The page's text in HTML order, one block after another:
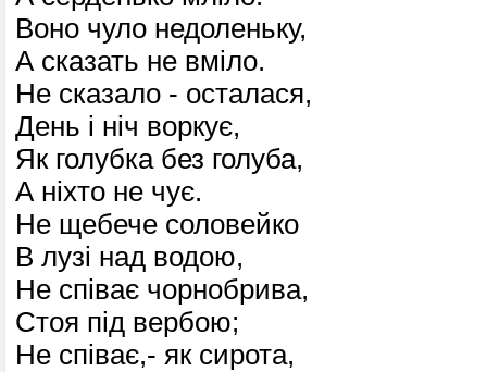
Воно чуло недоленьку,
А сказать не вміло.
Не сказало - осталася,
День і ніч воркує,
Як голубка без голуба,
А ніхто не чує.
Не щебече соловейко
В лузі над водою,
Не співає чорнобрива,
Стоя під вербою;
Не співає,- як сирота,